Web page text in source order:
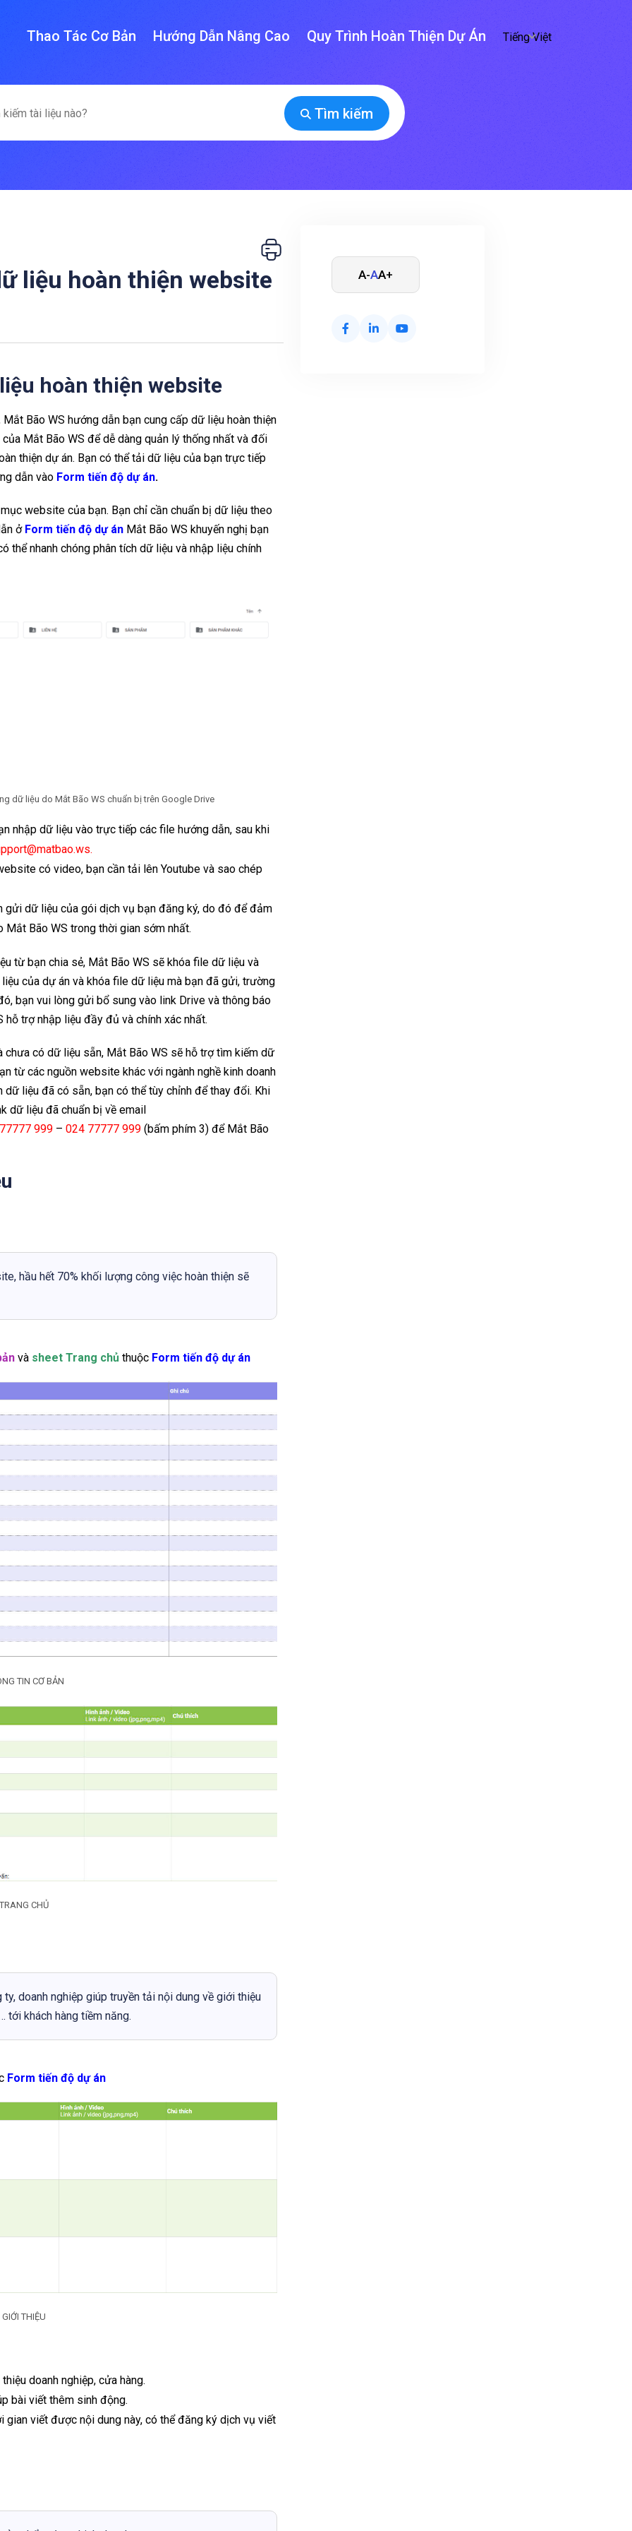
Thao Tác Cơ Bản Hướng Dẫn Nâng Cao Quy Trình Hoàn Thiện Dự Án Tiếng Việt
Tìm kiếm
liệu hoàn thiện website
hoàn thiện website
Mắt Bão WS hướng dẫn bạn cung cấp dữ liệu hoàn thiện
Mắt Bão WS để dễ dàng quản lý thống nhất và đối
thiện dự án. Bạn có thể tải dữ liệu của bạn trực tiếp
dẫn vào Form tiến độ dự án.
website của bạn. Bạn chỉ cần chuẩn bị dữ liệu theo
ở Form tiến độ dự án Mắt Bão WS khuyến nghị bạn
thể nhanh chóng phân tích dữ liệu và nhập liệu chính
dữ liệu do Mắt Bão WS chuẩn bị trên Google Drive
nhập dữ liệu vào trực tiếp các file hướng dẫn, sau khi
.
có video, bạn cần tải lên Youtube và sao chép
gửi dữ liệu của gói dịch vụ bạn đăng ký, do đó để đảm
Bão WS trong thời gian sớm nhất.
từ bạn chia sẻ, Mắt Bão WS sẽ khóa file dữ liệu và
của dự án và khóa file dữ liệu mà bạn đã gửi, trường
bạn vui lòng gửi bổ sung vào link Drive và thông báo
trợ nhập liệu đầy đủ và chính xác nhất.
có dữ liệu sẵn, Mắt Bão WS sẽ hỗ trợ tìm kiếm dữ
từ các nguồn website khác với ngành nghề kinh doanh
liệu đã có sẵn, bạn có thể tùy chỉnh để thay đổi. Khi
dữ liệu đã chuẩn bị về email
999 – 024 77777 999 (bấm phím 3) để Mắt Bão
hầu hết 70% khối lượng công việc hoàn thiện sẽ
và sheet Trang chủ thuộc Form tiến độ dự án
TIN CƠ BẢN
TRANG CHỦ
doanh nghiệp giúp truyền tải nội dung về giới thiệu
tới khách hàng tiềm năng.
Form tiến độ dự án
GIỚI THIỆU
doanh nghiệp, cửa hàng.
bài viết thêm sinh động.
viết được nội dung này, có thể đăng ký dịch vụ viết
A-AA+